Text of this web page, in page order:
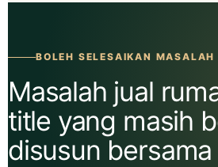
BOLEH SELESAIKAN MASALAH
Masalah jual
title yang masih
disusun bersama